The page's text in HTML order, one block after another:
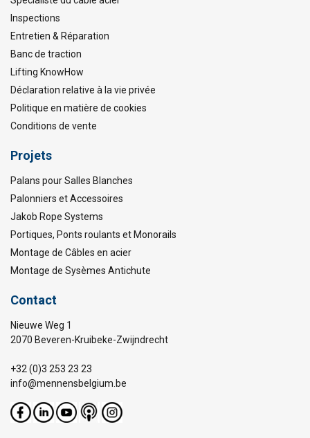
Inspections
Entretien & Réparation
Banc de traction
Lifting KnowHow
Déclaration relative à la vie privée
Politique en matière de cookies
Conditions de vente
Projets
Palans pour Salles Blanches
Palonniers et Accessoires
Jakob Rope Systems
Portiques, Ponts roulants et Monorails
Montage de Câbles en acier
Montage de Sysèmes Antichute
Contact
Nieuwe Weg 1
2070 Beveren-Kruibeke-Zwijndrecht
+32 (0)3 253 23 23
info@mennensbelgium.be